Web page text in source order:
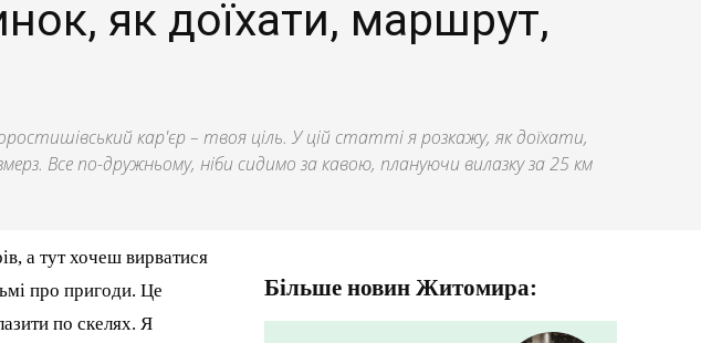
як доїхати, маршрут,
кар'єр – твоя ціль. У цій статті я розкажу, як доїхати,
Все по-дружньому, ніби сидимо за кавою, плануючи вилазку за 25 км
а тут хочеш вирватися
про пригоди. Це
по скелях. Я
Більше новин Житомира: